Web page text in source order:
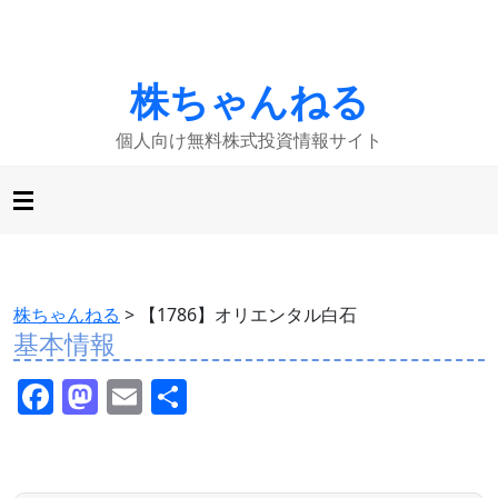
株ちゃんねる
個人向け無料株式投資情報サイト
株ちゃんねる > 【1786】オリエンタル白石
基本情報
F M E